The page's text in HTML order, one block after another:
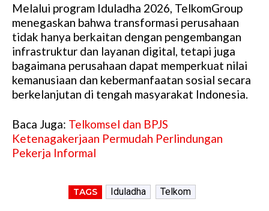
Melalui program Iduladha 2026, TelkomGroup
menegaskan bahwa transformasi perusahaan
tidak hanya berkaitan dengan pengembangan
infrastruktur dan layanan digital, tetapi juga
bagaimana perusahaan dapat memperkuat nilai
kemanusiaan dan kebermanfaatan sosial secara
berkelanjutan di tengah masyarakat Indonesia.
Baca Juga: Telkomsel dan BPJS
Ketenagakerjaan Permudah Perlindungan
Pekerja Informal
TAGS Iduladha Telkom